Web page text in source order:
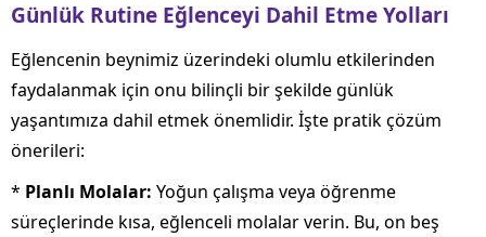
Günlük Rutine Eğlenceyi Dahil Etme Yolları
Eğlencenin beynimiz üzerindeki olumlu etkilerinden
faydalanmak için onu bilinçli bir şekilde günlük
yaşantımıza dahil etmek önemlidir. İşte pratik çözüm
önerileri:
* Planlı Molalar: Yoğun çalışma veya öğrenme
süreçlerinde kısa, eğlenceli molalar verin. Bu, on beş